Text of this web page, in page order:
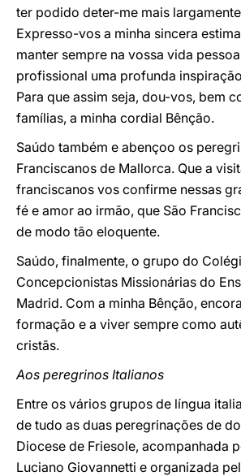
ter podido deter-me mais
Expresso-vos a minha sincera
manter sempre na vossa vida
profissional uma profunda
Para que assim seja, dou-vos, bem
famílias, a minha cordial Bênção.
Saúdo também e abençoo os
Franciscanos de Mallorca. Que a
franciscanos vos confirme nessas
fé e amor ao irmão, que São
de modo tão eloquente.
Saúdo, finalmente, o grupo do
Concepcionistas Missionárias do
Madrid. Com a minha Bênção,
formação e a viver sempre como
cristãs.
Aos peregrinos Italianos
Entre os vários grupos de língua
de tudo as duas peregrinações de
Diocese de Friesole, acompanhada
Luciano Giovannetti e organizada